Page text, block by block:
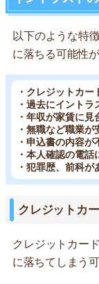
以下のような特
に落ちる可能性
・クレジットカ
・過去にイント
・年収が家賃に見
・無職など職業
・申込書の内容が
・本人確認の電話
・犯罪歴、前科が
クレジットカ
クレジットカー
に落ちてしまう